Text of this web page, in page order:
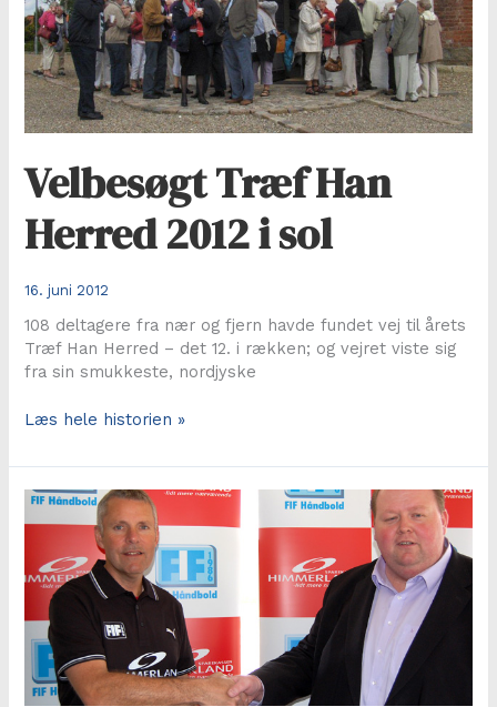
Velbesøgt Træf Han
Herred 2012 i sol
16. juni 2012
108 deltagere fra nær og fjern havde fundet vej til årets
Træf Han Herred – det 12. i rækken; og vejret viste sig
fra sin smukkeste, nordjyske
Velbesøgt
Han
Herred
sol
Læs hele historien »